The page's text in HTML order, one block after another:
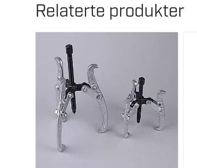
Relaterte produkter